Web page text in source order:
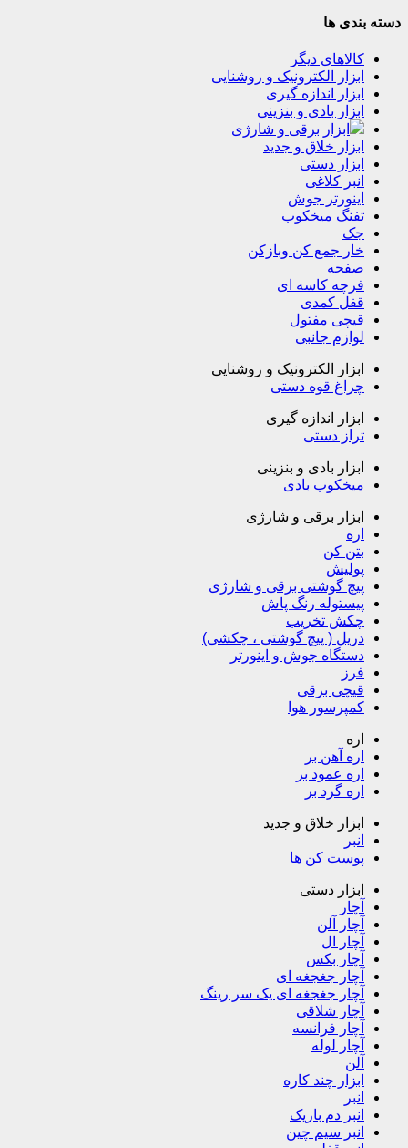
دسته بندی ها
کالاهای دیگر
ابزار الکترونیک و روشنایی
ابزار اندازه گیری
ابزار بادی و بنزینی
ابزار برقی و شارژی
ابزار خلاق و جدید
ابزار دستی
انبر کلاغی
اینورتر جوش
تفنگ میخکوب
جک
خار جمع کن وبازکن
صفحه
فرچه کاسه ای
قفل کمدی
قیچی مفتول
لوازم جانبی
ابزار الکترونیک و روشنایی
چراغ قوه دستی
ابزار اندازه گیری
تراز دستی
ابزار بادی و بنزینی
میخکوب بادی
ابزار برقی و شارژی
اره
بتن کن
پولیش
پیچ گوشتی برقی و شارژی
پیستوله رنگ پاش
چکش تخریب
دریل ( پیچ گوشتی ، چکشی)
دستگاه جوش و اینورتر
فرز
قیچی برقی
کمپرسور هوا
اره
اره آهن بر
اره عمود بر
اره گرد بر
ابزار خلاق و جدید
انبر
پوست کن ها
ابزار دستی
آچار
آچار آلن
آچار ال
آچار بکس
آچار جغجغه ای
آچار جغجغه ای یک سر رینگ
آچار شلاقی
آچار فرانسه
آچار لوله
آلن
ابزار چند کاره
انبر
انبر دم باریک
انبر سیم چین